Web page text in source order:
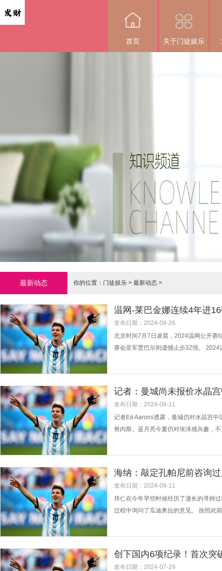
首页 关于门徒娱乐
最新动态 你的位置： 门徒娱乐 > 最新动态 >
温网-莱巴金娜连续4年进
发布日期：2024-08-26
北京时间7月7日凌晨，2024温网公开赛
赛会亚军贾巴尔则遗憾止步32强。
记者：曼城尚未报价水晶
发布日期：2024-08-11
记者Ed Aarons透露，曼城仍对水晶宫
努内斯。蓝月亮今夏仍对埃泽感兴趣，
海纳：敲定孔帕尼前咨询
发布日期：2024-08-11
拜仁在今年早些时候经历了漫长的寻帅
过程中询问了瓜迪奥拉的意见。 按照此
创下国内6项纪录！首次突
发布日期：2024-07-29